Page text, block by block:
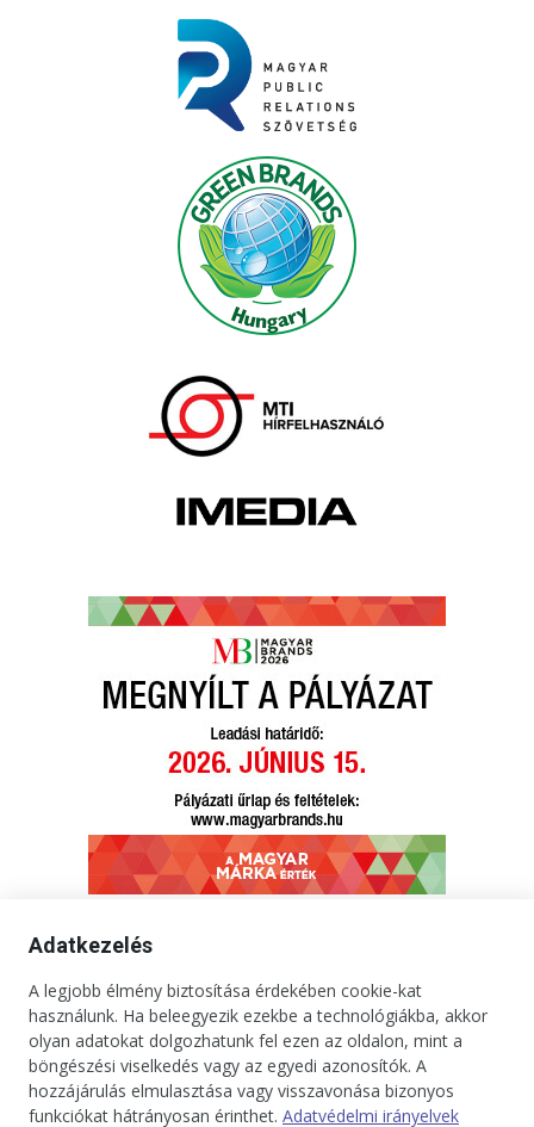
Kapcsolat Impresszum Médiaajánlat
Jogi tudnivalók
Adatkezelési tájékoztató
Copyright © 2025. Minden jog fenntartva. onBRANDS
Adatkezelés
A legjobb élmény biztosítása érdekében cookie-kat
használunk. Ha beleegyezik ezekbe a technológiákba, akkor
olyan adatokat dolgozhatunk fel ezen az oldalon, mint a
böngészési viselkedés vagy az egyedi azonosítók. A
hozzájárulás elmulasztása vagy visszavonása bizonyos
funkciókat hátrányosan érinthet. Adatvédelmi irányelvek